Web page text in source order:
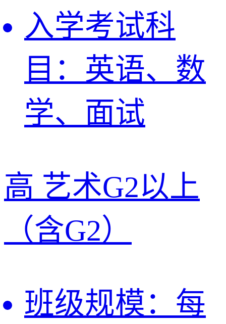
入学考试科
目： 英语、数
学、面试
高 艺术G2以上
（含G2）
班级规模： 每